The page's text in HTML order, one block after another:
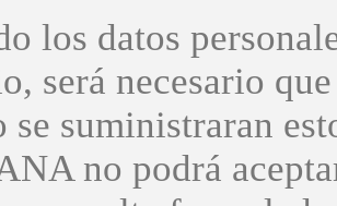
los datos
será necesario
se suministraran
no podrá